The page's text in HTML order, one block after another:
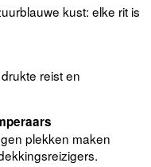
kust: elke rit is
reist en
plekken maken